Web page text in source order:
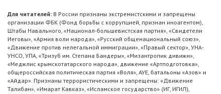
Для читателей: В России признаны экстремистскими и запрещены
организации ФБК (Фонд борьбы с коррупцией, признан иноагентом),
Штабы Навального, «Национал-большевистская партия», «Свидетели
Иеговы», «Армия воли народа», «Русский общенациональный союз»,
«Движение против нелегальной иммиграции», «Правый сектор», УНА-
УНСО, УПА, «Тризуб им. Степана Бандеры», «Мизантропик дивижн»,
«Меджлис крымскотатарского народа», движение «Артподготовка»,
общероссийская политическая партия «Воля», АУЕ, батальоны «Азов» и
«Айдар». Признаны террористическими и запрещены: «Движение
Талибан», «Имарат Кавказ», «Исламское государство» (ИГ, ИГИЛ),